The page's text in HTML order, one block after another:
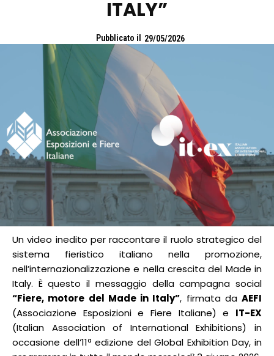
ITALY”
Pubblicato il 29/05/2026
Un video inedito per raccontare il ruolo strategico del
sistema fieristico italiano nella promozione,
nell’internazionalizzazione e nella crescita del Made in
Italy. È questo il messaggio della campagna social
“Fiere, motore del Made in Italy”, firmata da AEFI
(Associazione Esposizioni e Fiere Italiane) e IT-EX
(Italian Association of International Exhibitions) in
occasione dell’11ª edizione del Global Exhibition Day, in